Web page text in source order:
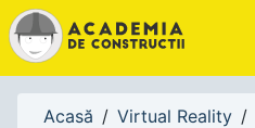
Acasă / Virtual Reality /